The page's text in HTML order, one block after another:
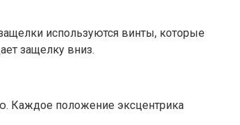
используются винты, которые
защелку вниз.
Каждое положение эксцентрика